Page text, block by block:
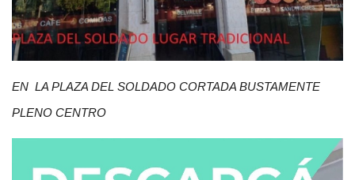
EN LA PLAZA DEL SOLDADO CORTADA BUSTAMENTE
PLENO CENTRO